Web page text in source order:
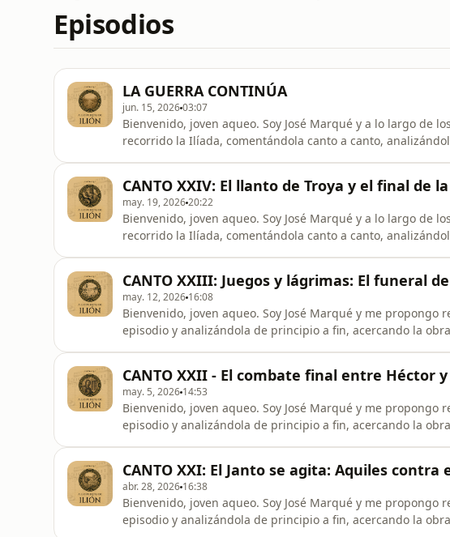
Episodios
LA GUERRA CONTINÚA
jun. 15, 202603:07
Bienvenido, joven aqueo. Soy José Marqué y a lo largo de los muchos episodios de esta serie he
recorrido la Ilíada, comentándola canto a canto,
no perderte los próx
CANTO XXIV: El llanto de Troya y el final de
may. 19, 202620:22
Bienvenido, joven aqueo. Soy José Marqué y a lo largo de los muchos episodios de esta serie he
recorrido la Ilíada, comentándola canto a canto,
fundacional d
CANTO XXIII: Juegos y lágrimas: El funeral
may. 12, 2026 16:08
Bienvenido, joven aqueo. Soy José Marqué y me propongo recorrer la Ilíada comentando cada
episodio y analizándola de principio a fin, acercando la obra a
acompáñame… a honrar al más valiente
CANTO XXII - El combate final entre Héctor
may. 5, 2026 14:53
Bienvenido, joven aqueo. Soy José Marqué y me propongo recorrer la Ilíada comentando cada
episodio y analizándola de principio a fin, acercando la obra a
acompáñame… a las
CANTO XXI: El Janto se agita: Aquiles contra
abr. 28, 2026 16:38
Bienvenido, joven aqueo. Soy José Marqué y me propongo recorrer la Ilíada comentando cada
episodio y analizándola de principio a fin, acercando la obra a